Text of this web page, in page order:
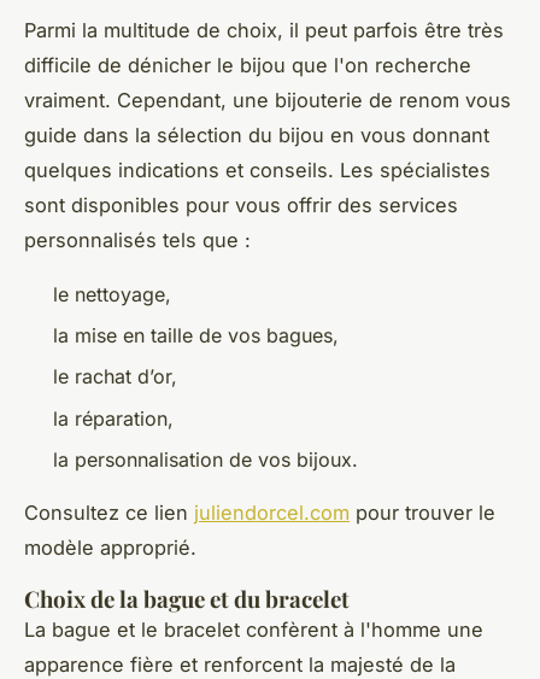
Parmi la multitude de choix, il peut parfois être très
difficile de dénicher le bijou que l'on recherche
vraiment. Cependant, une bijouterie de renom vous
guide dans la sélection du bijou en vous donnant
quelques indications et conseils. Les spécialistes
sont disponibles pour vous offrir des services
personnalisés tels que :
le nettoyage,
la mise en taille de vos bagues,
le rachat d’or,
la réparation,
la personnalisation de vos bijoux.
Consultez ce lien juliendorcel.com pour trouver le
modèle approprié.
Choix de la bague et du bracelet
La bague et le bracelet confèrent à l'homme une
apparence fière et renforcent la majesté de la